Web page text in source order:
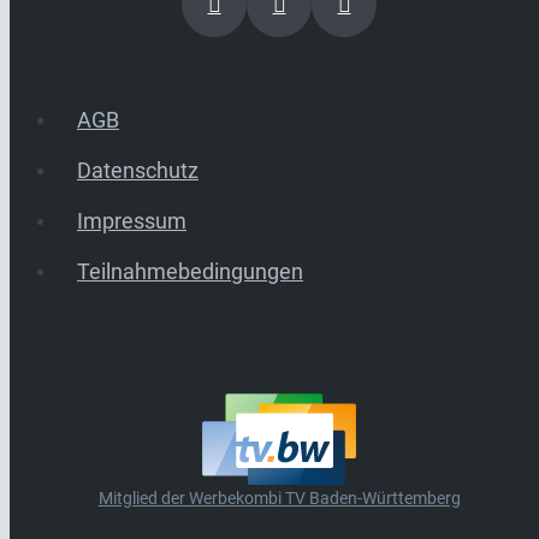
AGB
Datenschutz
Impressum
Teilnahmebedingungen
Mitglied der Werbekombi TV Baden-Württemberg